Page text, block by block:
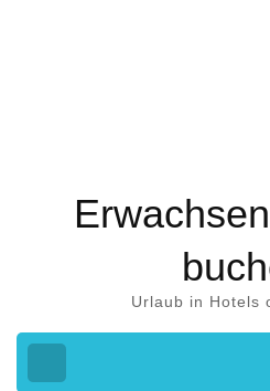
Urlaub in Hotels